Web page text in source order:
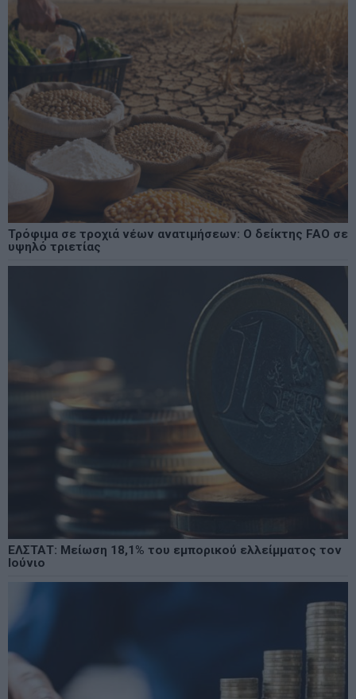
Τρόφιμα σε τροχιά νέων ανατιμήσεων: Ο δείκτης FAO σε
υψηλό τριετίας
ΕΛΣΤΑΤ: Μείωση 18,1% του εμπορικού ελλείμματος τον
Ιούνιο